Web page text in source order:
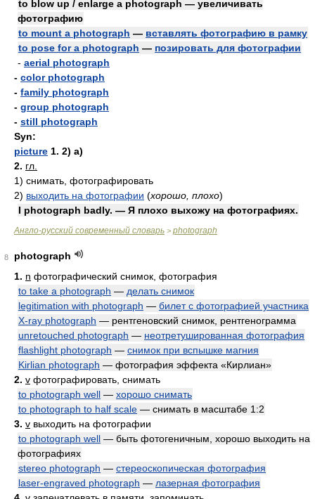
to blow up / enlarge a photograph — увеличивать
фотографию
to mount a photograph — вставлять фотографию в рамку
to pose for a photograph — позировать для фотографии
- aerial photograph
- color photograph
- family photograph
- group photograph
- still photograph
Syn:
picture 1. 2) а)
2. гл.
1) снимать, фотографировать
2) выходить на фотографии (хорошо, плохо)
I photograph badly. — Я плохо выхожу на фотографиях.
Англо-русский современный словарь > photograph
8
photograph
1. n фотографический снимок, фотография
to take a photograph — делать снимок
legitimation with photograph — билет с фотографией участника
X-ray photograph — рентгеновский снимок, рентгенограмма
unretouched photograph — неотретушированная фотография
flashlight photograph — снимок при вспышке магния
Kirlian photograph — фотография эффекта «Кирлиан»
2. v фотографировать, снимать
to photograph well — хорошо снимать
to photograph to half scale — снимать в масштабе 1:2
3. v выходить на фотографии
to photograph well — быть фотогеничным, хорошо выходить на
фотографиях
stereo photograph — стереоскопическая фотография
laser-engraved photograph — лазерная фотография